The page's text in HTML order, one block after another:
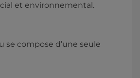
et environnemental.
se compose d’une seule